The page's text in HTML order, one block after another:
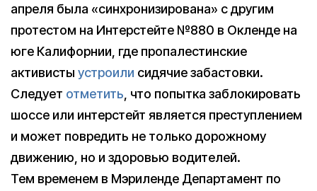
апреля была «синхронизирована» с другим
протестом на Интерстейте №880 в Окленде на
юге Калифорнии, где пропалестинские
активисты устроили сидячие забастовки.
Следует отметить, что попытка заблокировать
шоссе или интерстейт является преступлением
и может повредить не только дорожному
движению, но и здоровью водителей.
Тем временем в Мэриленде Департамент по